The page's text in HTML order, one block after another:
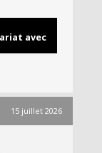
avec
15 juillet 2026